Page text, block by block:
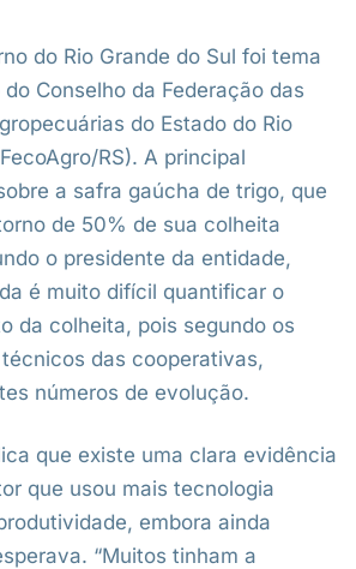
do Rio Grande do Sul foi tema
Conselho da Federação das
do Estado do Rio
RS). A principal
a safra gaúcha de trigo, que
de 50% de sua colheita
o presidente da entidade,
é muito difícil quantificar o
da colheita, pois segundo os
das cooperativas,
números de evolução.
que existe uma clara evidência
que usou mais tecnologia
embora ainda
“Muitos tinham a